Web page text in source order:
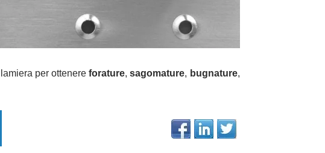
per ottenereforature,sagomature, bugnature,